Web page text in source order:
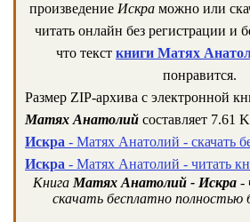
произведение Искраможно или
читать онлайн без регистрации и
что текст книги Матях
понравится.
Размер ZIP-архива c электронной
Матях Анатолий составляет 7.61
Искра - Матях Анатолий - скачать
Искра - Матях Анатолий - читать
Книга Матях Анатолий - Искра-
скачать бесплатно полностью